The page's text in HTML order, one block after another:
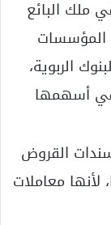
ملك البائع
المؤسسات
الربوية،
في أسهمها
القروض
لأنها معاملات